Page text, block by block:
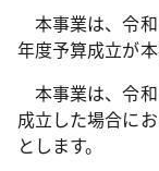
本事業は、令
年度予算成立が
本事業は、令
成立した場合に
とします。